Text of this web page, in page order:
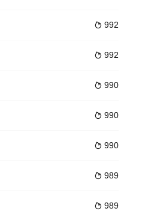
昂这部近三个小时的长篇钜作，被称之为影
卡纽克(Yoram Kaniuk)的作品改编，讲述
（邬宜航 饰）、不急不徐
公安局丁局长（邢吉田 饰）闻听后，通知
”，在面临着种群减少的危险。牧民乌力罕
 992
 992
 990
 990
 990
 989
 989